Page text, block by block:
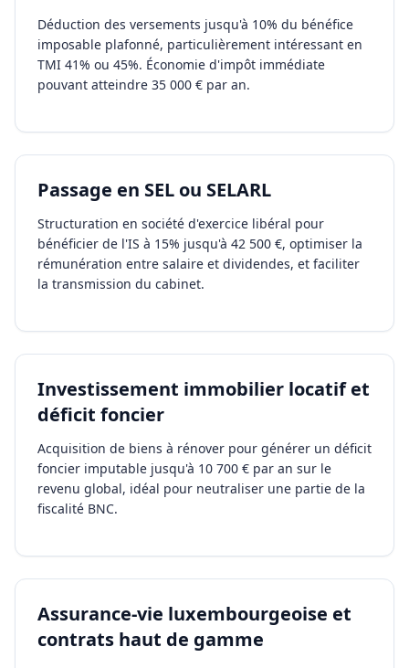
Déduction des versements jusqu'à 10% du bénéfice
imposable plafonné, particulièrement intéressant en
TMI 41% ou 45%. Économie d'impôt immédiate
pouvant atteindre 35 000 € par an.
Passage en SEL ou SELARL
Structuration en société d'exercice libéral pour
bénéficier de l'IS à 15% jusqu'à 42 500 €, optimiser la
rémunération entre salaire et dividendes, et faciliter
la transmission du cabinet.
Investissement immobilier locatif et
déficit foncier
Acquisition de biens à rénover pour générer un déficit
foncier imputable jusqu'à 10 700 € par an sur le
revenu global, idéal pour neutraliser une partie de la
fiscalité BNC.
Assurance-vie luxembourgeoise et
contrats haut de gamme